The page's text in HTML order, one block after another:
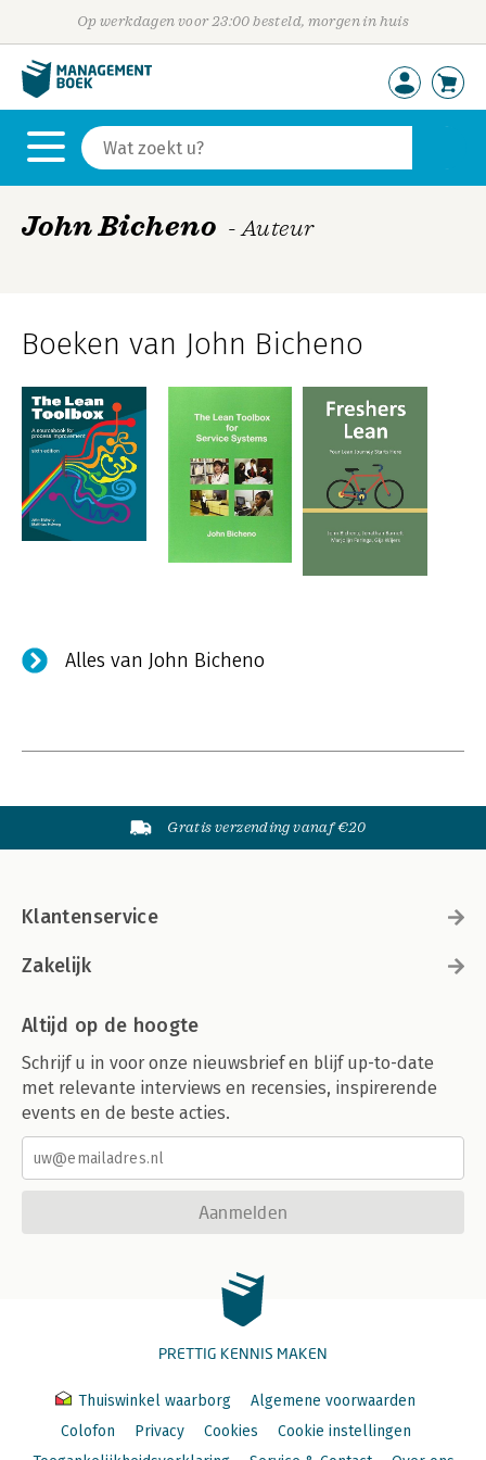
Op werkdagen voor 23:00 besteld, morgen in huis
John Bicheno - Auteur
Boeken van John Bicheno
Alles van John Bicheno
Gratis verzending vanaf €20
Klantenservice
Zakelijk
Altijd op de hoogte
Schrijf u in voor onze nieuwsbrief en blijf up-to-date
met relevante interviews en recensies, inspirerende
events en de beste acties.
Aanmelden
PRETTIG KENNIS MAKEN
Thuiswinkel waarborg
Algemene voorwaarden
Colofon
Privacy Cookies
Cookie instellingen